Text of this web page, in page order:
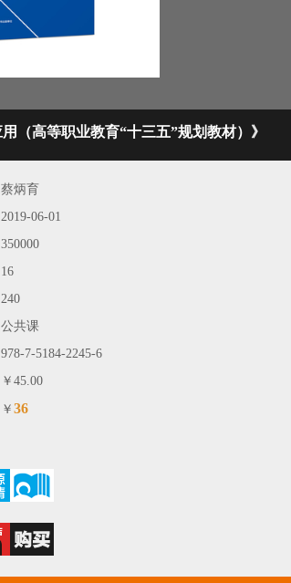
（高等职业教育“十三五”规划教材）》
蔡炳育
2019-06-01
350000
16
240
公共课
978-7-5184-2245-6
￥45.00
￥ 36